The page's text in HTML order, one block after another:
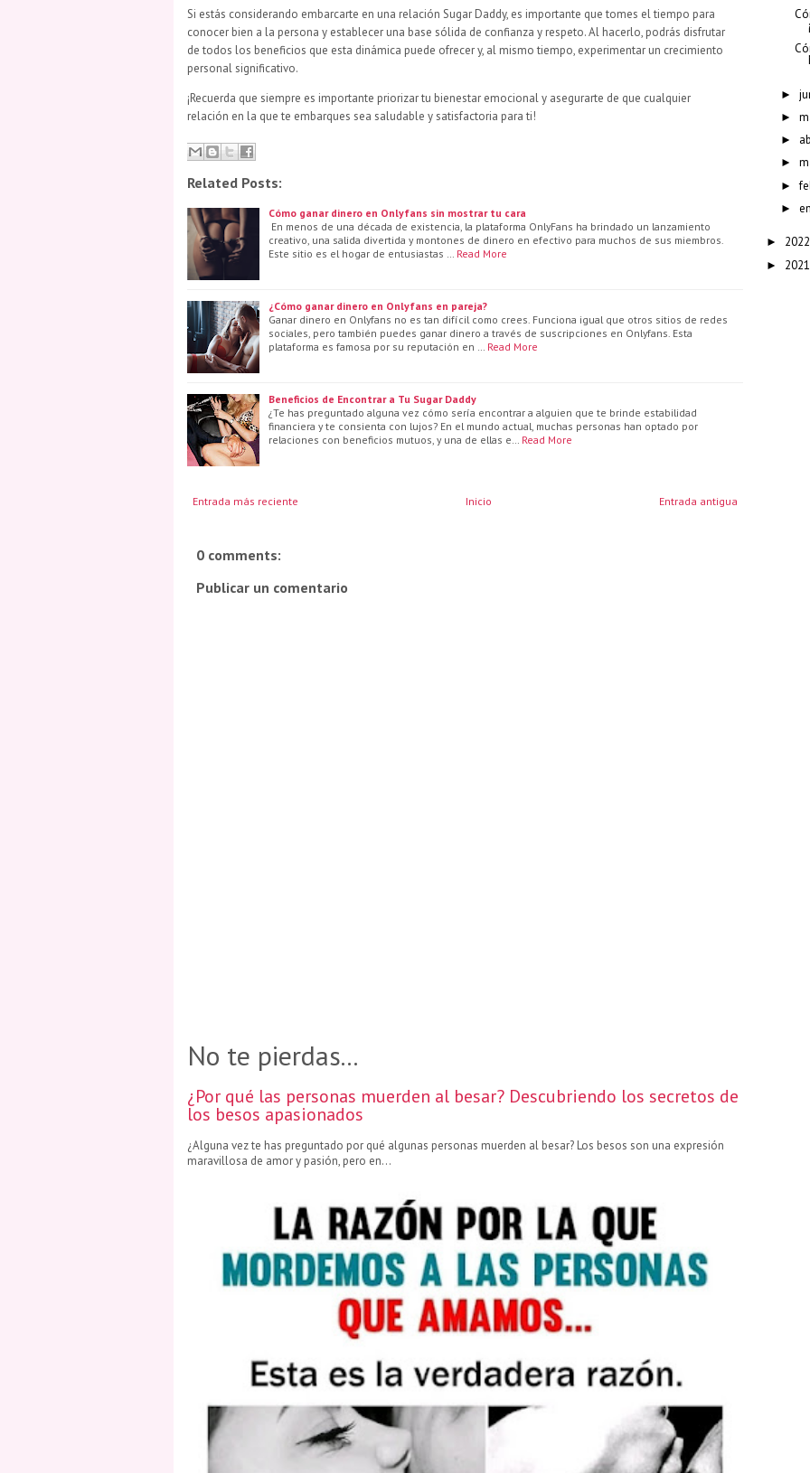
Si estás considerando embarcarte en una relación Sugar Daddy, es importante que tomes el tiempo para
conocer bien a la persona y establecer una base sólida de confianza y respeto. Al hacerlo, podrás disfrutar
de todos los beneficios que esta dinámica puede ofrecer y, al mismo tiempo, experimentar un crecimiento
personal significativo.
¡Recuerda que siempre es importante priorizar tu bienestar emocional y asegurarte de que cualquier
relación en la que te embarques sea saludable y satisfactoria para ti!
Related Posts:
Cómo ganar dinero en Onlyfans sin mostrar tu cara
En menos de una década de existencia, la plataforma OnlyFans ha brindado un lanzamiento
creativo, una salida divertida y montones de dinero en efectivo para muchos de sus miembros.
Este sitio es el hogar de entusiastas … Read More
¿Cómo ganar dinero en Onlyfans en pareja?
Ganar dinero en Onlyfans no es tan difícil como crees. Funciona igual que otros sitios de redes
sociales, pero también puedes ganar dinero a través de suscripciones en Onlyfans. Esta
plataforma es famosa por su reputación en … Read More
Beneficios de Encontrar a Tu Sugar Daddy
¿Te has preguntado alguna vez cómo sería encontrar a alguien que te brinde estabilidad
financiera y te consienta con lujos? En el mundo actual, muchas personas han optado por
relaciones con beneficios mutuos, y una de ellas e… Read More
Entrada más reciente Entrada antigua
Inicio
0 comments:
Publicar un comentario
No te pierdas...
¿Por qué las personas muerden al besar? Descubriendo los secretos de
los besos apasionados
¿Alguna vez te has preguntado por qué algunas personas muerden al besar? Los besos son una expresión
maravillosa de amor y pasión, pero en...
►
►
►
►
►
►
► 2022
► 2021